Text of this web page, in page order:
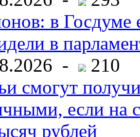
в Госдуме
в
-
210
смогут
если на
рублей